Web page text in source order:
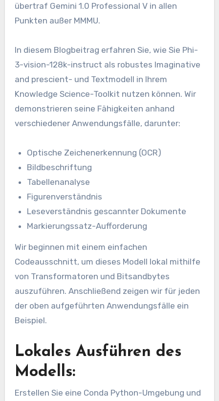
übertraf Gemini 1.0 Professional V in allen
Punkten außer MMMU.
In diesem Blogbeitrag erfahren Sie, wie Sie Phi-
3-vision-128k-instruct als robustes Imaginative
and prescient- und Textmodell in Ihrem
Knowledge Science-Toolkit nutzen können. Wir
demonstrieren seine Fähigkeiten anhand
verschiedener Anwendungsfälle, darunter:
Optische Zeichenerkennung (OCR)
Bildbeschriftung
Tabellenanalyse
Figurenverständnis
Leseverständnis gescannter Dokumente
Markierungssatz-Aufforderung
Wir beginnen mit einem einfachen
Codeausschnitt, um dieses Modell lokal mithilfe
von Transformatoren und Bitsandbytes
auszuführen. Anschließend zeigen wir für jeden
der oben aufgeführten Anwendungsfälle ein
Beispiel.
Lokales Ausführen des
Modells:
Erstellen Sie eine Conda Python-Umgebung und